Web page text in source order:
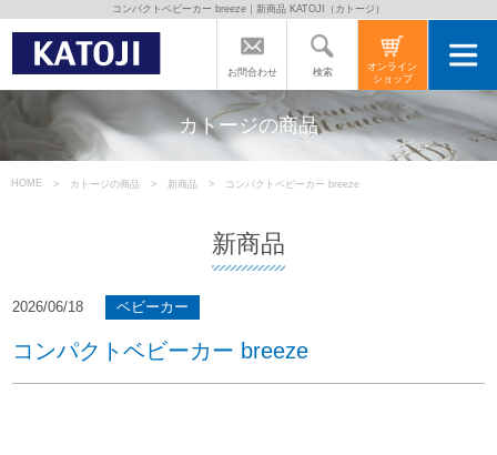
トップページ
カトージの商品
カトージについて
商品をご愛用の方へ
お問合わせ 検索
オンライン
ショップ
コンパクトベビーカー breeze｜新商品 KATOJI（カトージ）
カトージの商品
HOME カトージの商品 新商品 コンパクトベビーカー breeze
新商品
2026/06/18 ベビーカー
コンパクトベビーカー breeze